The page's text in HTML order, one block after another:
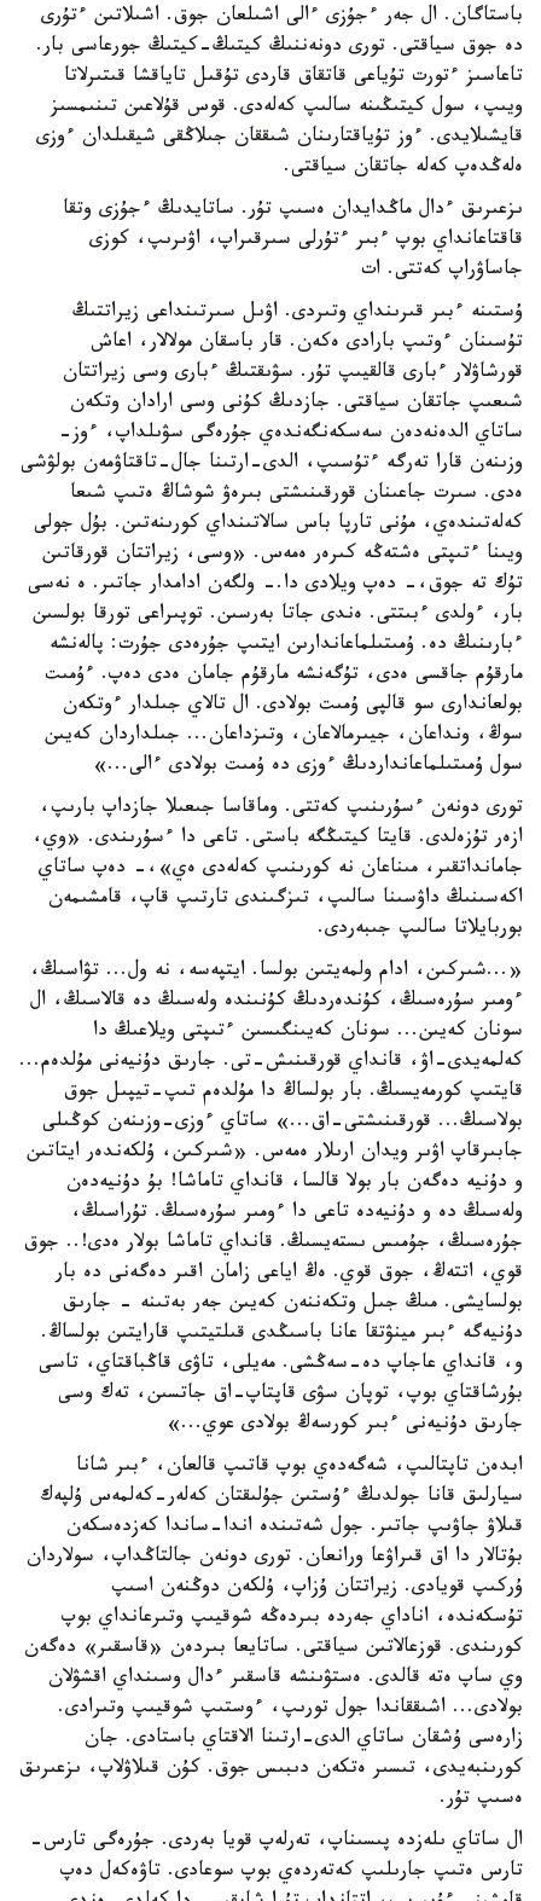
باستاگان. ال جەر ءجۇزى ءالى اشىلعان جوق. اشىلاتىن ءتۇرى
دە جوق سياقتى. تورى دونەننىڭ كيتىڭ-كيتىڭ جورعاسى بار.
تاعاسىز ءتورت تۇياعى قاتقاق قاردى تۇقىل تاياقشا قىتىرلاتا
ويىپ، سول كيتىڭىنە سالىپ كەلەدى. قوس قۇلاعىن تىنىمسىز
قايشىلايدى. ءوز تۇياقتارىنان شىققان جىلاڭقى شيقىلدان ءوزى
ەلەڭدەپ كەلە جاتقان سياقتى.
ىزعىرىق ءدال ماڭدايدان ەسىپ تۇر. ساتايدىڭ ءجۇزى وتقا
قاقتاعانداي بوپ ءبىر ءتۇرلى سىرقىراپ، اۋىرىپ، كوزى
جاساۋراپ كەتتى. ات
ۇستىنە ءبىر قىرىنداي وتىردى. اۋىل سىرتىنداعى زيراتتىڭ
تۇسىنان ءوتىپ بارادى ەكەن. قار باسقان مولالار، اعاش
قورشاۋلار ءبارى قالقيىپ تۇر. سۋىقتىڭ ءبارى وسى زيراتتان
شىعىپ جاتقان سياقتى. جازدىڭ كۇنى وسى ارادان وتكەن
ساتاي الدەنەدەن سەسكەنگەندەي جۇرەگى سۋىلداپ، ءوز-
وزىنەن قارا تەرگە ءتۇسىپ، الدى-ارتىنا جال-تاقتاۋمەن بولۋشى
ەدى. سىرت جاعىنان قورقىنىشتى بىرەۋ شوشاڭ ەتىپ شىعا
كەلەتىندەي، مۇنى تارپا باس سالاتىنداي كورىنەتىن. بۇل جولى
ويىنا ءتىپتى ەشتەڭە كىرەر ەمەس. «وسى، زيراتتان قورقاتىن
تۇك تە جوق،- دەپ ويلادى دا.- ولگەن ادامدار جاتىر. ە نەسى
بار، ءولدى ءبىتتى. ەندى جاتا بەرسىن. توپىراعى تورقا بولسىن
ءبارىنىڭ دە. ۇمىتىلماعاندارىن ايتىپ جۇرەدى جۇرت: پالەنشە
مارقۇم جاقسى ەدى، تۇگەنشە مارقۇم جامان ەدى دەپ. ءۇمىت
بولعاندارى سو قالپى ۇمىت بولادى. ال تالاي جىلدار ءوتكەن
سوڭ، ونداعان، جيىرمالاعان، وتىزداعان... جىلداردان كەيىن
سول ۇمىتىلماعانداردىڭ ءوزى دە ۇمىت بولادى ءالى...»
تورى دونەن ءسۇرىنىپ كەتتى. وماقاسا جىعىلا جازداپ بارىپ،
ازەر تۇزەلدى. قايتا كيتىڭگە باستى. تاعى دا ءسۇرىندى. «وي،
جامانداتقىر، مىناعان نە كورىنىپ كەلەدى ەي»،- دەپ ساتاي
اكەسىنىڭ داۋسىنا سالىپ، تىزگىندى تارتىپ قاپ، قامشىمەن
بوربايلاتا سالىپ جىبەردى.
«...شىركىن، ادام ولمەيتىن بولسا. ايتپەسە، نە ول... تۋاسىڭ،
ءومىر سۇرەسىڭ، كۇندەردىڭ كۇنىندە ولەسىڭ دە قالاسىڭ، ال
سونان كەيىن... سونان كەيىنگىسىن ءتىپتى ويلاعىڭ دا
كەلمەيدى-اۋ، قانداي قورقىنىش-تى. جارىق دۇنيەنى مۇلدەم...
قايتىپ كورمەيسىڭ. بار بولساڭ دا مۇلدەم تىپ-تيپىل جوق
بولاسىڭ... قورقىنىشتى-اق...» ساتاي ءوزى-وزىنەن كوڭىلى
جابىرقاپ اۋىر ويدان ارىلار ەمەس. «شىركىن، ۇلكەندەر ايتاتىن
و دۇنيە دەگەن بار بولا قالسا، قانداي تاماشا! بۇ دۇنيەدەن
ولەسىڭ دە و دۇنيەدە تاعى دا ءومىر سۇرەسىڭ. تۇراسىڭ،
جۇرەسىڭ، جۇمىس ىستەيسىڭ. قانداي تاماشا بولار ەدى!.. جوق
قوي، اتتەڭ، جوق قوي. ەڭ اياعى زامان اقىر دەگەنى دە بار
بولسايشى. مىڭ جىل وتكەننەن كەيىن جەر بەتىنە - جارىق
دۇنيەگە ءبىر مينۋتقا عانا باسىڭدى قىلتيتىپ قارايتىن بولساڭ.
و، قانداي عاجاپ دە-سەڭشى. مەيلى، تاۋى قاڭباقتاي، تاسى
بۇرشاقتاي بوپ، توپان سۋى قاپتاپ-اق جاتسىن، تەك وسى
جارىق دۇنيەنى ءبىر كورسەڭ بولادى عوي...»
ابدەن تاپتالىپ، شەگەدەي بوپ قاتىپ قالعان، ءبىر شانا
سيارلىق قانا جولدىڭ ءۇستىن جۇلىقتان كەلەر-كەلمەس ۇلپەك
قىلاۋ جاۋىپ جاتىر. جول شەتىندە اندا-ساندا كەزدەسكەن
بۇتالار دا اق قىراۋعا ورانعان. تورى دونەن جالتاڭداپ، سولاردان
ۇركىپ قويادى. زيراتتان ۇزاپ، ۇلكەن دوڭنەن اسىپ
تۇسكەندە، اناداي جەردە بىردەڭە شوقيىپ وتىرعانداي بوپ
كورىندى. قوزعالاتىن سياقتى. ساتايعا بىردەن «قاسقىر» دەگەن
وي ساپ ەتە قالدى. ەستۋىنشە قاسقىر ءدال وسىنداي اقشۋلان
بولادى... اشىققاندا جول تورىپ، ءوستىپ شوقيىپ وتىرادى.
زارەسى ۇشقان ساتاي الدى-ارتىنا الاقتاي باستادى. جان
كورىنبەيدى، تىسىر ەتكەن دىبىس جوق. كۇن قىلاۋلاپ، ىزعىرىق
ەسىپ تۇر.
ال ساتاي ىلەزدە پىسىناپ، تەرلەپ قويا بەردى. جۇرەگى تارس-
تارس ەتىپ جارىلىپ كەتەردەي بوپ سوعادى. تاۋەكەل دەپ